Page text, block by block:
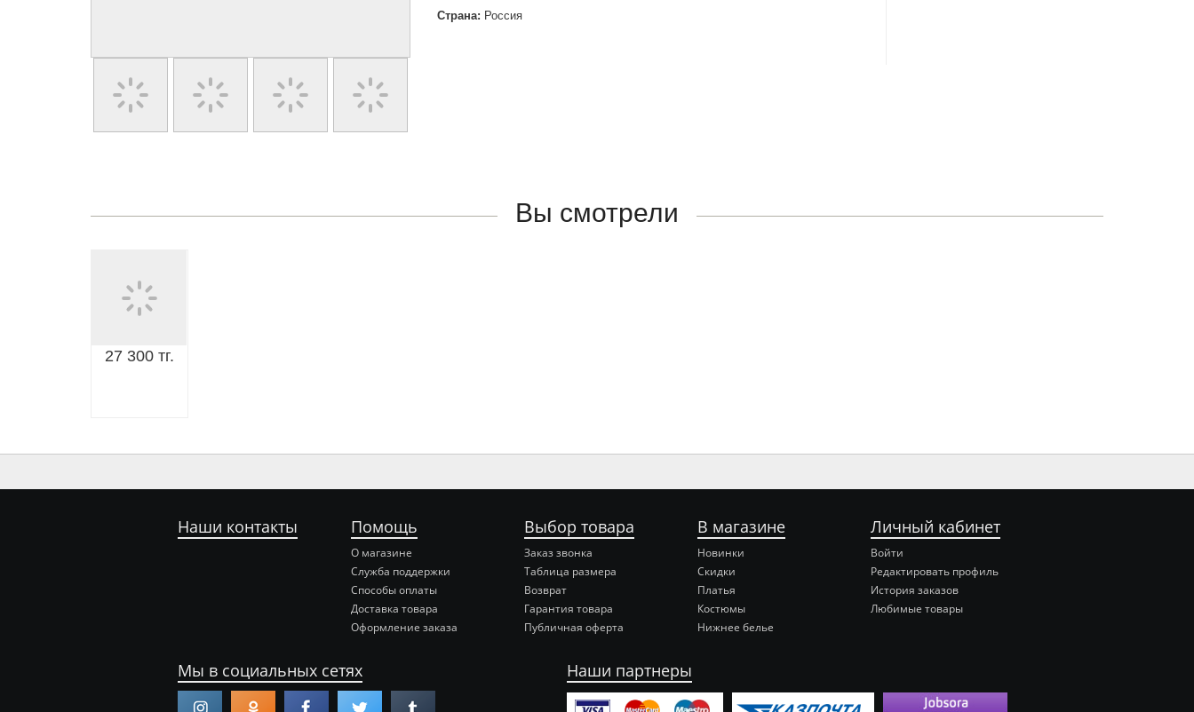
Страна: Россия
Вы смотрели
27 300 тг.
Наши контакты Помощь
О магазине
Служба поддержки
Способы оплаты
Доставка товара
Оформление заказа
Выбор товара
Заказ звонка
Таблица размера
Возврат
Гарантия товара
Публичная оферта
В магазине
Новинки
Скидки
Платья
Костюмы
Нижнее белье
Личный кабинет
Войти
Редактировать профиль
История заказов
Любимые товары
Мы в социальных сетях Наши партнеры